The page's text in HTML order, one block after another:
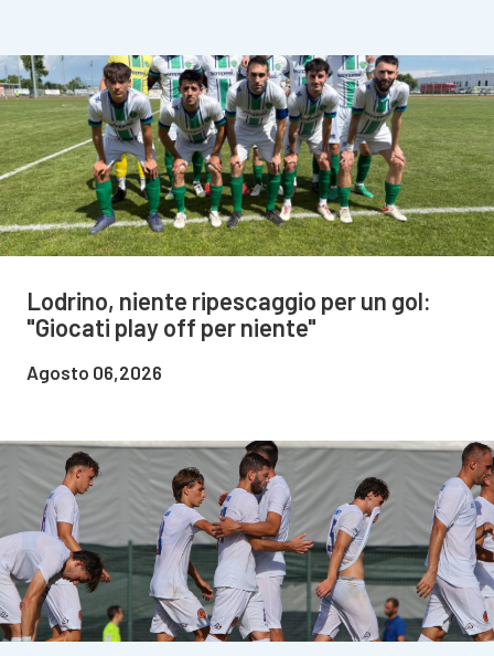
Lodrino, niente ripescaggio per un gol:
"Giocati play off per niente"
Agosto 06,2026